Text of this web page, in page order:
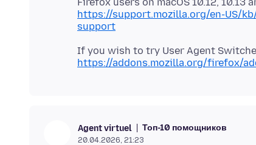
https://support.mozilla.org/en-US/
support
https://addons.mozilla.org/firefox/
Agent virtuel Топ-10 помощников
20.04.2026, 21:23